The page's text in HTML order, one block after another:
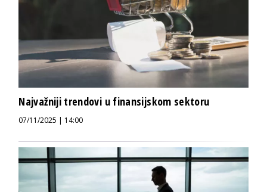
Najvažniji trendovi u finansijskom sektoru
07/11/2025 | 14:00